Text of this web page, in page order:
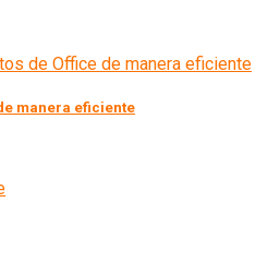
manera eficiente